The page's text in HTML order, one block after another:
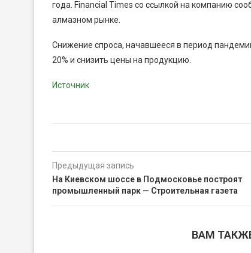
года. Financial Times со ссылкой на компанию
алмазном рынке.
Снижение спроса, начавшееся в период
20% и снизить цены на продукцию.
Источник
Предыдущая запись
На Киевском шоссе в Подмосковье построят
промышленный парк — Строительная газета
ВАМ